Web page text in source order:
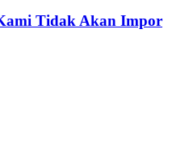
Tidak Akan Impor